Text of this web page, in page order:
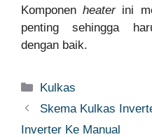
Komponenheaterini
penting sehingga
dengan baik.
Categories
Kulkas
Skema Kulkas
Inverter Ke Manual